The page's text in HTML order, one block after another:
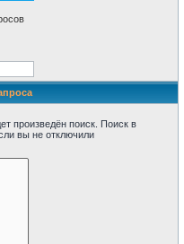
произведён поиск. Поиск в
вы не отключили